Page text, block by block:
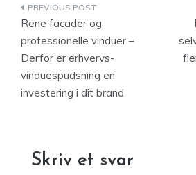
Indlægsnavigation
Rene facader og
professionelle vinduer –
Derfor er erhvervs­
vinduespudsning en
investering i dit brand
Skriv et svar